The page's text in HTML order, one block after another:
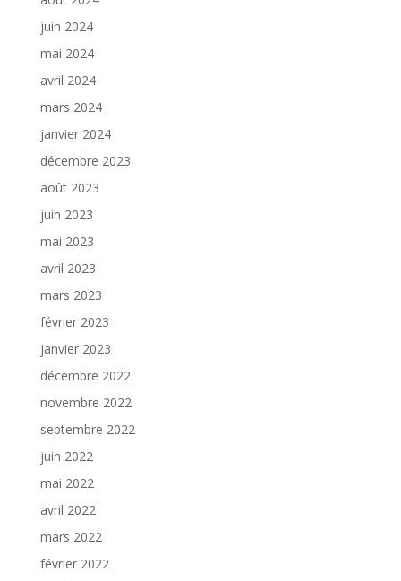
juin 2024
mai 2024
avril 2024
mars 2024
janvier 2024
décembre 2023
août 2023
juin 2023
mai 2023
avril 2023
mars 2023
février 2023
janvier 2023
décembre 2022
novembre 2022
septembre 2022
juin 2022
mai 2022
avril 2022
mars 2022
février 2022